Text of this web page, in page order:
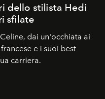
dello stilista Hedi
sfilate
dai un'occhiata ai
e i suoi best
carriera.